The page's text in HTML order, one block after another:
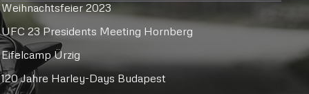
Weihnachtsfeier 2023
UFC 23 Presidents Meeting Hornberg
Eifelcamp Ürzig
120 Jahre Harley-Days Budapest